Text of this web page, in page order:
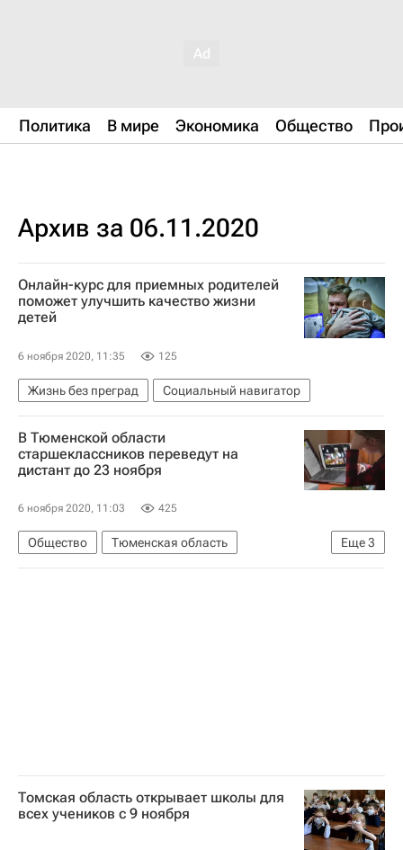
Политика В мире Экономика Общество
Архив за 06.11.2020
Онлайн-курс для приемных родителей
поможет улучшить качество жизни
детей
6 ноября 2020, 11:35 125
Жизнь без преград Социальный навигатор
В Тюменской области
старшеклассников переведут на
дистант до 23 ноября
6 ноября 2020, 11:03 425
Еще3
Общество
Тюменская область
СН_Образование
Социальный навигатор
Томская область открывает школы для
всех учеников с 9 ноября